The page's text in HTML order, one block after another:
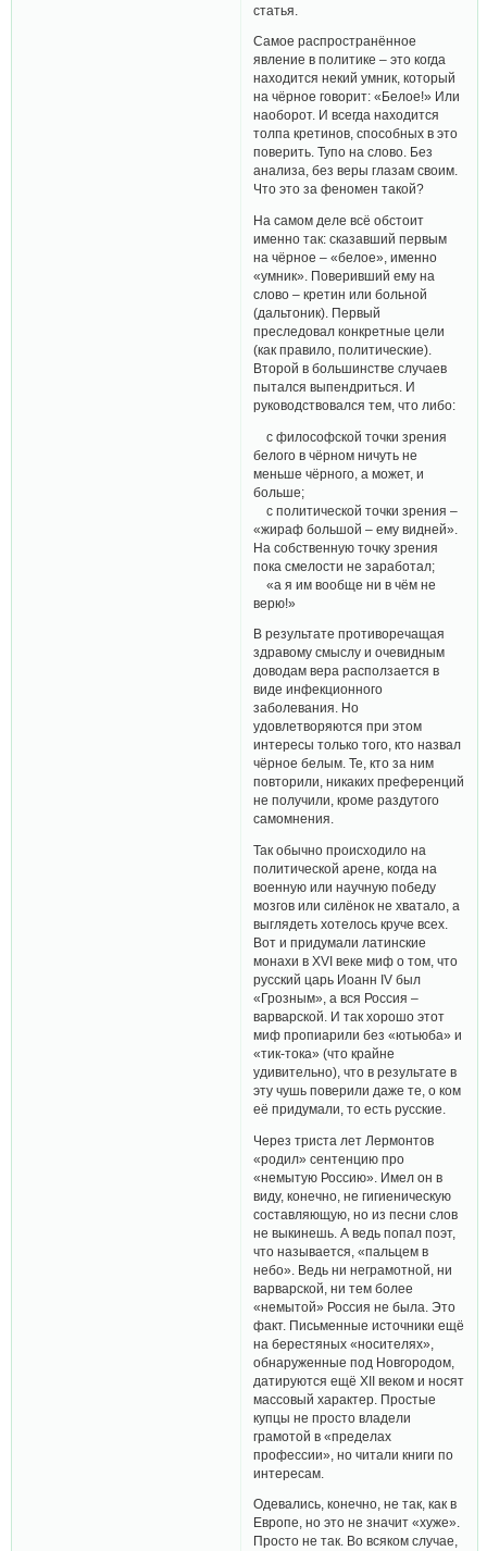
статья.
Самое распространённое
явление в политике – это когда
находится некий умник, который
на чёрное говорит: «Белое!» Или
наоборот. И всегда находится
толпа кретинов, способных в это
поверить. Тупо на слово. Без
анализа, без веры глазам своим.
Что это за феномен такой?
На самом деле всё обстоит
именно так: сказавший первым
на чёрное – «белое», именно
«умник». Поверивший ему на
слово – кретин или больной
(дальтоник). Первый
преследовал конкретные цели
(как правило, политические).
Второй в большинстве случаев
пытался выпендриться. И
руководствовался тем, что либо:
с философской точки зрения
белого в чёрном ничуть не
меньше чёрного, а может, и
больше;
с политической точки зрения –
«жираф большой – ему видней».
На собственную точку зрения
пока смелости не заработал;
«а я им вообще ни в чём не
верю!»
В результате противоречащая
здравому смыслу и очевидным
доводам вера расползается в
виде инфекционного
заболевания. Но
удовлетворяются при этом
интересы только того, кто назвал
чёрное белым. Те, кто за ним
повторили, никаких преференций
не получили, кроме раздутого
самомнения.
Так обычно происходило на
политической арене, когда на
военную или научную победу
мозгов или силёнок не хватало, а
выглядеть хотелось круче всех.
Вот и придумали латинские
монахи в XVI веке миф о том, что
русский царь Иоанн IV был
«Грозным», а вся Россия –
варварской. И так хорошо этот
миф пропиарили без «ютьюба» и
«тик-тока» (что крайне
удивительно), что в результате в
эту чушь поверили даже те, о ком
её придумали, то есть русские.
Через триста лет Лермонтов
«родил» сентенцию про
«немытую Россию». Имел он в
виду, конечно, не гигиеническую
составляющую, но из песни слов
не выкинешь. А ведь попал поэт,
что называется, «пальцем в
небо». Ведь ни неграмотной, ни
варварской, ни тем более
«немытой» Россия не была. Это
факт. Письменные источники ещё
на берестяных «носителях»,
обнаруженные под Новгородом,
датируются ещё XII веком и носят
массовый характер. Простые
купцы не просто владели
грамотой в «пределах
профессии», но читали книги по
интересам.
Одевались, конечно, не так, как в
Европе, но это не значит «хуже».
Просто не так. Во всяком случае,